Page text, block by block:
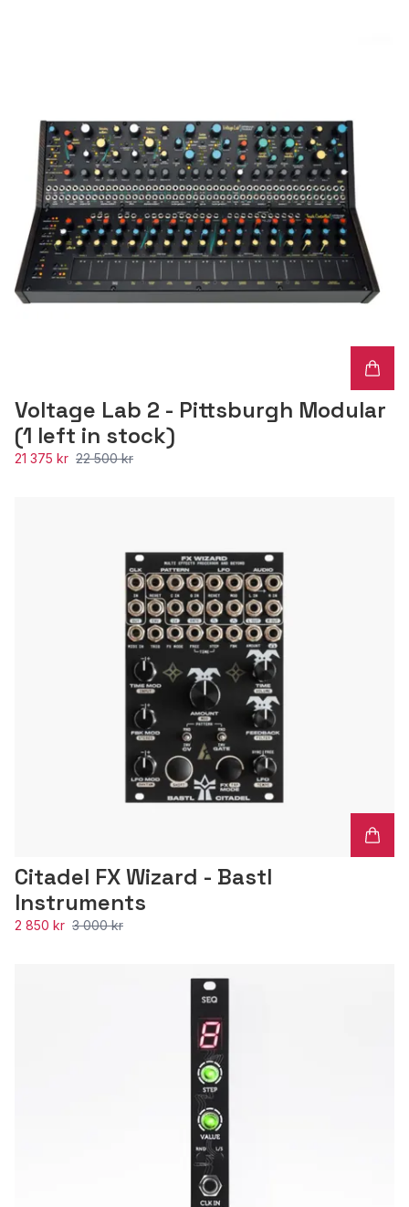
Voltage Lab 2 - Pittsburgh Modular
(1 left in stock)
21 375 kr 22 500 kr
Citadel FX Wizard - Bastl
Instruments
2 850 kr 3 000 kr